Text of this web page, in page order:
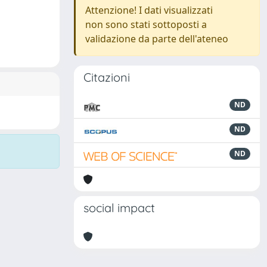
Attenzione! I dati visualizzati
non sono stati sottoposti a
validazione da parte dell'ateneo
Citazioni
ND
ND
ND
social impact